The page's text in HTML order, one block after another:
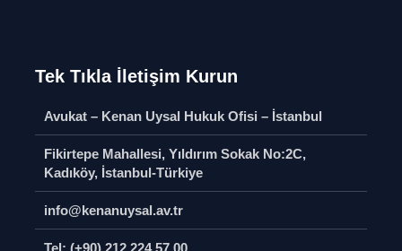
Tek Tıkla İletişim Kurun
Avukat – Kenan Uysal Hukuk Ofisi – İstanbul
Fikirtepe Mahallesi, Yıldırım Sokak No:2C,
Kadıköy, İstanbul-Türkiye
info@kenanuysal.av.tr
Tel: (+90) 212 224 57 00